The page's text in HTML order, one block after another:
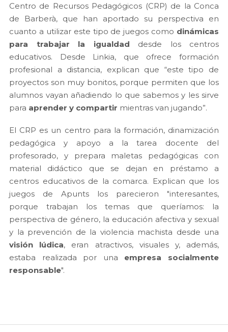
Centro de Recursos Pedagógicos (CRP) de la Conca
de Barberà, que han aportado su perspectiva en
cuanto a utilizar este tipo de juegos como dinámicas
para trabajar la igualdad desde los centros
educativos. Desde Linkia, que ofrece formación
profesional a distancia, explican que “este tipo de
proyectos son muy bonitos, porque permiten que los
alumnos vayan añadiendo lo que sabemos y les sirve
para aprender y compartir mientras van jugando”.
El CRP es un centro para la formación, dinamización
pedagógica y apoyo a la tarea docente del
profesorado, y prepara maletas pedagógicas con
material didáctico que se dejan en préstamo a
centros educativos de la comarca. Explican que los
juegos de Apunts los parecieron "interesantes,
porque trabajan los temas que queríamos: la
perspectiva de género, la educación afectiva y sexual
y la prevención de la violencia machista desde una
visión lúdica, eran atractivos, visuales y, además,
estaba realizada por una empresa socialmente
responsable".